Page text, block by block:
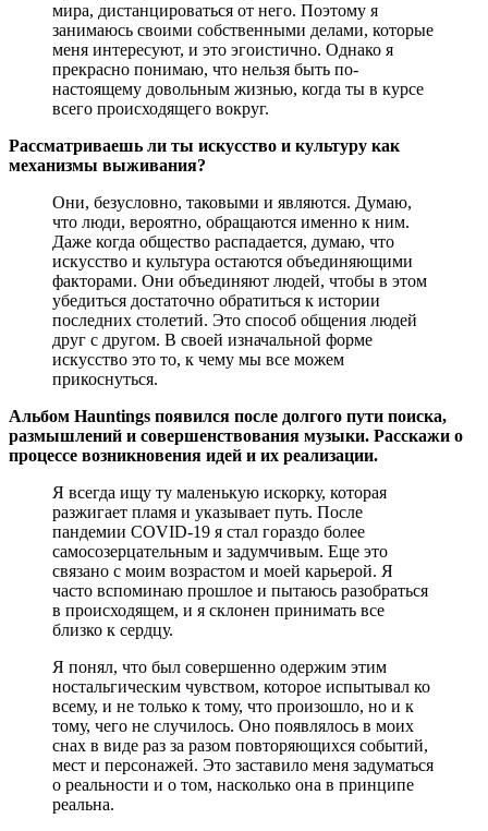
мира, дистанцироваться от него. Поэтому я
занимаюсь своими собственными делами, которые
меня интересуют, и это эгоистично. Однако я
прекрасно понимаю, что нельзя быть по-
настоящему довольным жизнью, когда ты в курсе
всего происходящего вокруг.
Рассматриваешь ли ты искусство и культуру как
механизмы выживания?
Они, безусловно, таковыми и являются. Думаю,
что люди, вероятно, обращаются именно к ним.
Даже когда общество распадается, думаю, что
искусство и культура остаются объединяющими
факторами. Они объединяют людей, чтобы в этом
убедиться достаточно обратиться к истории
последних столетий. Это способ общения людей
друг с другом. В своей изначальной форме
искусство это то, к чему мы все можем
прикоснуться.
Альбом Hauntings появился после долгого пути поиска,
размышлений и совершенствования музыки. Расскажи о
процессе возникновения идей и их реализации.
Я всегда ищу ту маленькую искорку, которая
разжигает пламя и указывает путь. После
пандемии COVID-19 я стал гораздо более
самосозерцательным и задумчивым. Еще это
связано с моим возрастом и моей карьерой. Я
часто вспоминаю прошлое и пытаюсь разобраться
в происходящем, и я склонен принимать все
близко к сердцу.
Я понял, что был совершенно одержим этим
ностальгическим чувством, которое испытывал ко
всему, и не только к тому, что произошло, но и к
тому, чего не случилось. Оно появлялось в моих
снах в виде раз за разом повторяющихся событий,
мест и персонажей. Это заставило меня задуматься
о реальности и о том, насколько она в принципе
реальна.